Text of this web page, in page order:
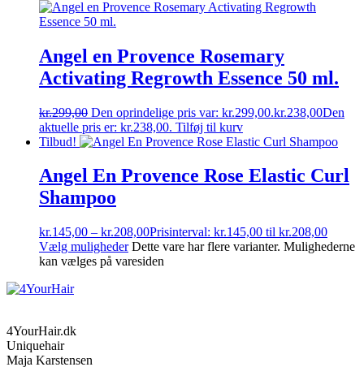
Angel en Provence Rosemary
Activating Regrowth Essence 50 ml.
kr.299,00 Den oprindelige pris var: kr.299,00.kr.238,00Den
aktuelle pris er: kr.238,00. Tilføj til kurv
Tilbud!
Angel En Provence Rose Elastic Curl
Shampoo
kr.145,00 – kr.208,00Prisinterval: kr.145,00 til kr.208,00
Vælg muligheder Dette vare har flere varianter. Mulighederne
kan vælges på varesiden
4YourHair.dk
Uniquehair
Maja Karstensen